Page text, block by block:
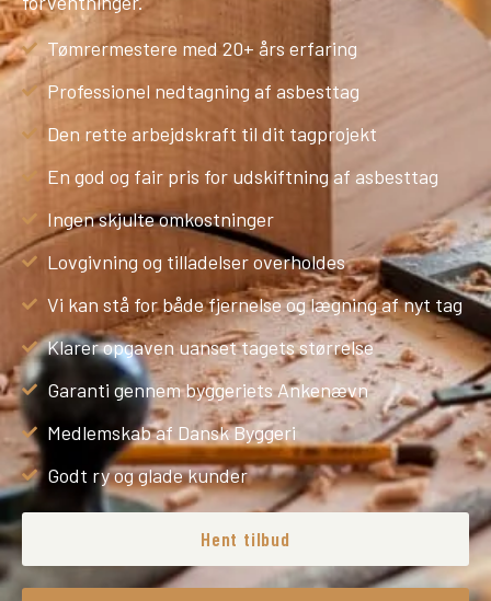
Tømrermestere med 20+ års erfaring
Professionel nedtagning af asbesttag
Den rette arbejdskraft til dit tagprojekt
En god og fair pris for udskiftning af asbesttag
Ingen skjulte omkostninger
Lovgivning og tilladelser overholdes
Vi kan stå for både fjernelse og lægning af nyt tag
Klarer opgaven uanset tagets størrelse
Garanti gennem byggeriets Ankenævn
Medlemskab af Dansk Byggeri
Godt ry og glade kunder
Hent tilbud